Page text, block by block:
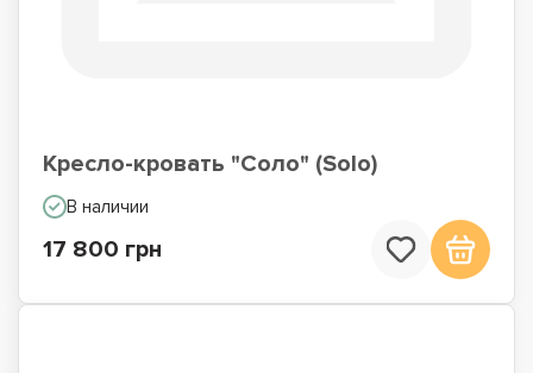
Кресло-кровать "Соло" (Solo)
В наличии
17 800 грн